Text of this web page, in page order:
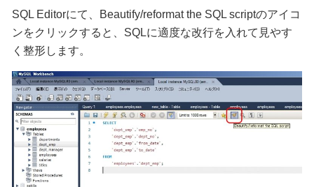
SQL Editorにて、Beautify/reformat the SQL scriptのアイコ
ンをクリックすると、SQLに適度な改行を入れて見やす
く整形します。